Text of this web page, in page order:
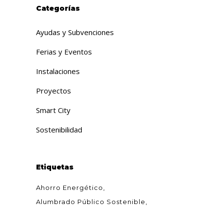
Categorías
Ayudas y Subvenciones
Ferias y Eventos
Instalaciones
Proyectos
Smart City
Sostenibilidad
Etiquetas
Ahorro Energético
Alumbrado Público Sostenible